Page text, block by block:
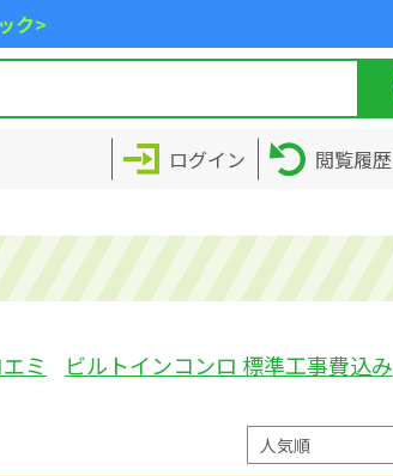
ク>
ログイン 閲覧履歴
ミ ビルトインコンロ 標準工事費込み